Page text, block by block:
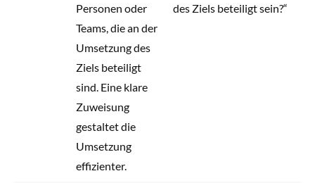
Personen oder
Teams, die an der
Umsetzung des
Ziels beteiligt
sind. Eine klare
Zuweisung
gestaltet die
Umsetzung
effizienter.
des Ziels beteiligt sein?“